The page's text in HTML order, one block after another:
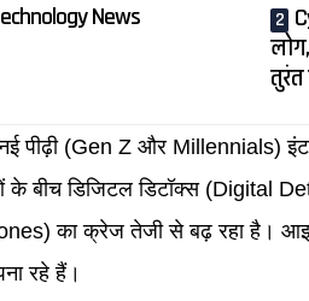
News
पीढ़ी (Gen Z और Millennials)
के बीच डिजिटल डिटॉक्स (Digital
का क्रेज तेजी से बढ़ रहा है।
रहे हैं।